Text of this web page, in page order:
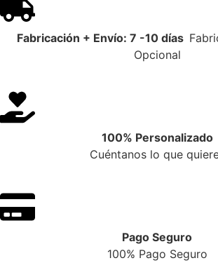
Fabricación + Envío: 7 -10 días
Opcional
100% Personalizado
Cuéntanos lo que
Pago Seguro
100% Pago Seguro